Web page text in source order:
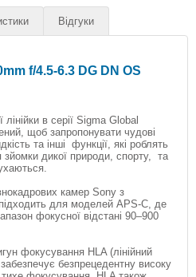
Відгуки
f/4.5-6.3 DG DN OS
в серії Sigma Global
щоб запропонувати чудові
та інші функції, які роблять
дикої природи, спорту, та
камер Sony з
для моделей APS-C, де
фокусної відстані 90–900
фокусування HLA (лінійний
безпрецедентну високу